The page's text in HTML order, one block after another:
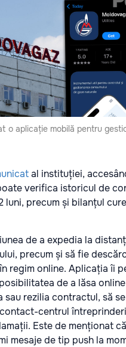
o aplicație mobilă pentru
al instituției,
verifica istoricul de
luni, precum și bilanțul
de a expedia la
precum și să fie
regim online. Aplicația îi
de a lăsa
sau rezilia contractul, să
centrul
Este de menționat
mesaje de tip push la